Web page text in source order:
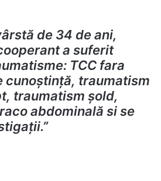
de 34 de ani,
a suferit
TCC fara
cunoștință, traumatism
traumatism șold,
abdominală si se